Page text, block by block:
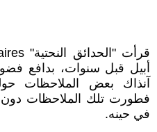
أبيل قبل سنوات، بدافع
آنذاك بعض الملاحظات
فطورت تلك الملاحظات دون
في حينه.